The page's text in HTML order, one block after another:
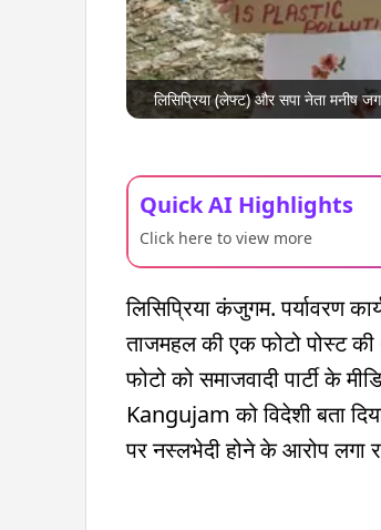
लिसिप्रिया (लेफ्ट) और सपा नेता मनीष
Quick AI Highlights
Click here to view more
लिसिप्रिया कंजुगम. पर्यावरण
ताजमहल की एक फोटो पोस्ट
फोटो को समाजवादी पार्टी के
Kangujam को विदेशी बता
पर नस्लभेदी होने के आरोप लगा